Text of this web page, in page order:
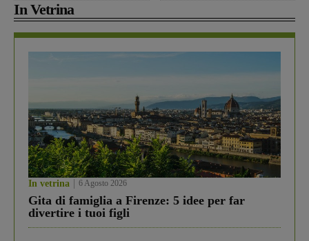
In Vetrina
In vetrina 6 Agosto 2026
Gita di famiglia a Firenze: 5 idee per far
divertire i tuoi figli